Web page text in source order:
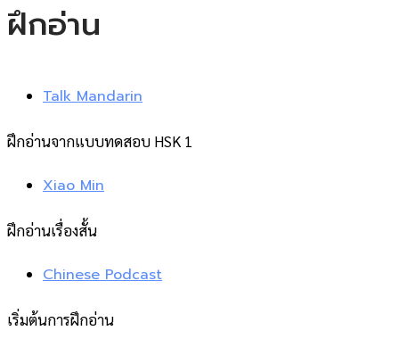
ฝึกอ่าน
Talk Mandarin
ฝึกอ่านจากแบบทดสอบ HSK 1
Xiao Min
ฝึกอ่านเรื่องสั้น
Chinese Podcast
เริ่มต้นการฝึกอ่าน